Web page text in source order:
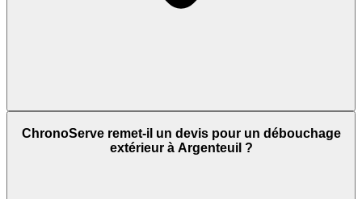
ChronoServe remet-il un devis pour un débouchage
extérieur à Argenteuil ?